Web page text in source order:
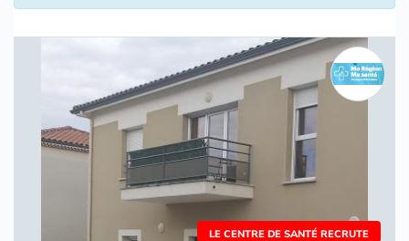
LE CENTRE DE SANTÉ RECRUTE